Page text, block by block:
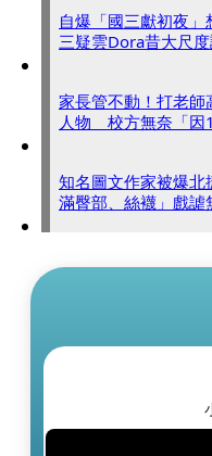
自爆「國三獻初夜
三疑雲Dora昔大尺
家長管不動！打老師
人物 校方無奈「因
知名圖文作家被爆
滿臀部、絲襪」戲謔